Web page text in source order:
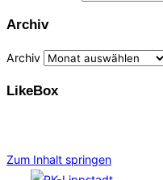
Archiv
Archiv
LikeBox
Zum Inhalt springen